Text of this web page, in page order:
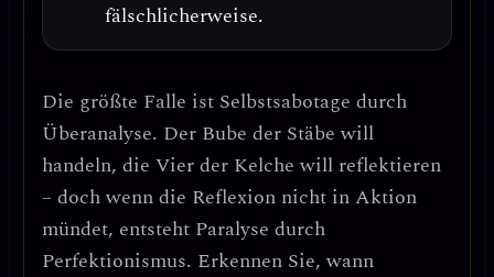
fälschlicherweise.
Die größte Falle ist Selbstsabotage durch
Überanalyse. Der Bube der Stäbe will
handeln, die Vier der Kelche will reflektieren
– doch wenn die Reflexion nicht in Aktion
mündet, entsteht Paralyse durch
Perfektionismus. Erkennen Sie, wann